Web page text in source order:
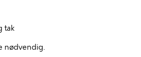
tak
nødvendig.